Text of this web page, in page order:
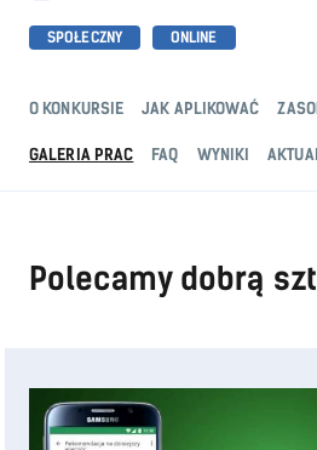
SPOŁECZNY ONLINE
O KONKURSIE JAK APLIKOWAĆ
GALERIA PRAC FAQ WYNIKI
Polecamy dobrą